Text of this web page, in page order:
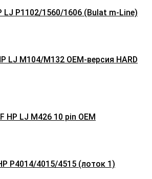
P1102/1560/1606 (Bulat m-Line)
LJ M104/М132 ОЕМ-версия HARD
HP LJ M426 10 pin OEM
P4014/4015/4515 (лоток 1)